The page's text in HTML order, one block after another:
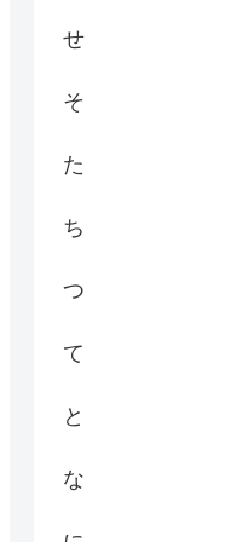
せ
そ
た
ち
つ
て
と
な